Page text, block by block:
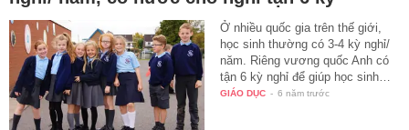
Ở nhiều quốc gia trên thế giới,
học sinh thường có 3-4 kỳ nghỉ/
năm. Riêng vương quốc Anh có
tận 6 kỳ nghỉ để giúp học sinh…
GIÁO DỤC - 6 năm trước